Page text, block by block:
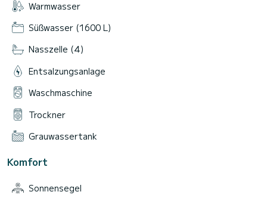
Warmwasser
Süßwasser (1600 L)
Nasszelle (4)
Entsalzungsanlage
Waschmaschine
Trockner
Grauwassertank
Komfort
Sonnensegel